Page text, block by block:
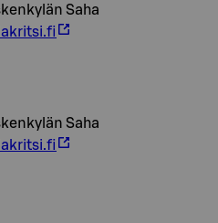
Saha
Saha